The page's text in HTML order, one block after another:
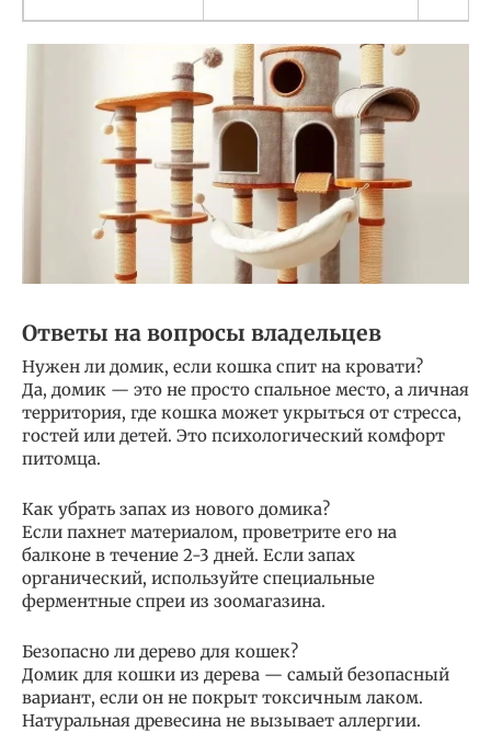
Ответы на вопросы владельцев
Нужен ли домик, если кошка спит на кровати?
Да, домик — это не просто спальное место, а личная
территория, где кошка может укрыться от стресса,
гостей или детей. Это психологический комфорт
питомца.
Как убрать запах из нового домика?
Если пахнет материалом, проветрите его на
балконе в течение 2-3 дней. Если запах
органический, используйте специальные
ферментные спреи из зоомагазина.
Безопасно ли дерево для кошек?
Домик для кошки из дерева — самый безопасный
вариант, если он не покрыт токсичным лаком.
Натуральная древесина не вызывает аллергии.